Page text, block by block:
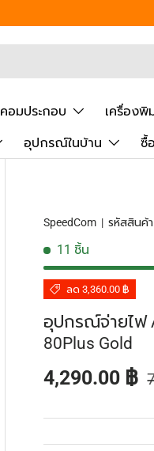
คอมประกอบ เครื่องพิ
อุปกรณ์ในบ้าน ซื้
SpeedCom |รหัสสินค้
11 ชิ้น
ลด 3,360.00 ฿
อุปกรณ์จ่ายไฟ
80Plus Gold
ราคาส่วนลด
4,290.00 ฿